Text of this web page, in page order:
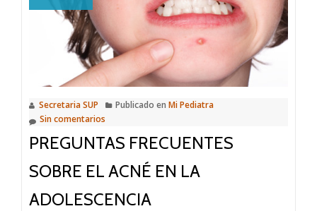
el
Covid–
19:
información
y
respuestas
ante
preguntas
frecuentes
Secretaria SUP Publicado en Mi Pediatra
Sin comentarios
PREGUNTAS FRECUENTES
SOBRE EL ACNÉ EN LA
ADOLESCENCIA